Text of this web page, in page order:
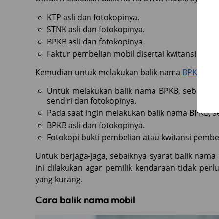
KTP asli dan fotokopinya.
STNK asli dan fotokopinya.
BPKB asli dan fotokopinya.
Faktur pembelian mobil disertai kwitansi
Kemudian untuk melakukan balik nama BPKB
Untuk melakukan balik nama BPKB,
sendiri dan fotokopinya.
Pada saat ingin melakukan balik nama BPKB,
BPKB asli dan fotokopinya.
Fotokopi bukti pembelian atau kwitansi
Untuk berjaga-jaga, sebaiknya syarat balik
ini dilakukan agar pemilik kendaraan tidak
yang kurang.
Cara balik nama mobil